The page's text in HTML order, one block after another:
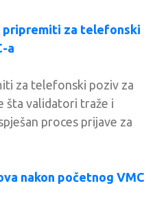
pripremiti za telefonski
a
za telefonski poziv za
šta validatori traže i
proces prijave za
nakon početnog VMC